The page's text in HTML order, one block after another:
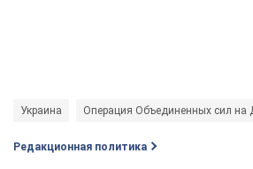
Украина Операция Объединенных сил на
Редакционная политика